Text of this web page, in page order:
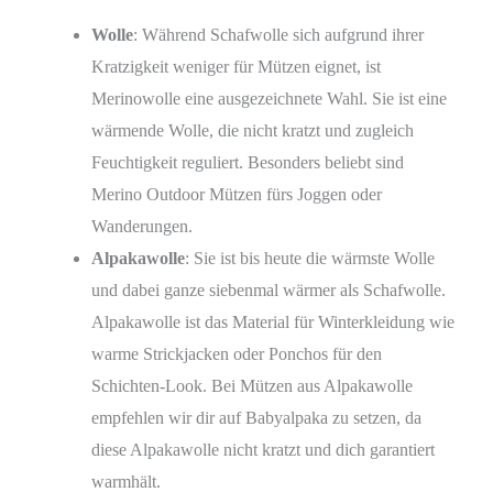
Wolle: Während Schafwolle sich aufgrund ihrer
Kratzigkeit weniger für Mützen eignet, ist
Merinowolle eine ausgezeichnete Wahl. Sie ist eine
wärmende Wolle, die nicht kratzt und zugleich
Feuchtigkeit reguliert. Besonders beliebt sind
Merino Outdoor Mützen fürs Joggen oder
Wanderungen.
Alpakawolle: Sie ist bis heute die wärmste Wolle
und dabei ganze siebenmal wärmer als Schafwolle.
Alpakawolle ist das Material für Winterkleidung wie
warme Strickjacken oder Ponchos für den
Schichten-Look. Bei Mützen aus Alpakawolle
empfehlen wir dir auf Babyalpaka zu setzen, da
diese Alpakawolle nicht kratzt und dich garantiert
warmhält.